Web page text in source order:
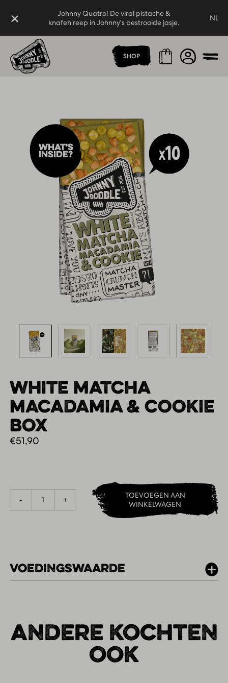
Sluiten
Johnny Quatro! De viral pistache &
knafeh reep in Johnny's bestrooide jasje.
Johnny Quatro! De viral pistache &
knafeh reep in Johnny's bestrooide jasje.
NL
Thuispagina
SHOP Winkelmand
Account
What's
inside?
WHITE MATCHA
MACADAMIA & COOKIE
BOX
€51,90
- 1 +
TOEVOEGEN AAN
WINKELWAGEN
VOEDINGSWAARDE
ANDERE KOCHTEN
OOK